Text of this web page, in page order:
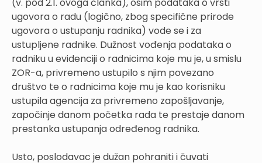
ugovora o radu (logično, zbog specifične prirode
ugovora o ustupanju radnika) vode se i za
ustupljene radnike. Dužnost vođenja podataka o
radniku u evidenciji o radnicima koje mu je, u smislu
ZOR-a, privremeno ustupilo s njim povezano
društvo te o radnicima koje mu je kao korisniku
ustupila agencija za privremeno zapošljavanje,
započinje danom početka rada te prestaje danom
prestanka ustupanja određenog radnika.
Usto, poslodavac je dužan pohraniti i čuvati